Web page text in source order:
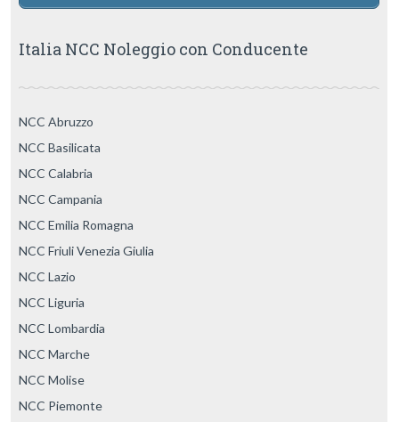
Italia NCC Noleggio con Conducente
NCC Abruzzo
NCC Basilicata
NCC Calabria
NCC Campania
NCC Emilia Romagna
NCC Friuli Venezia Giulia
NCC Lazio
NCC Liguria
NCC Lombardia
NCC Marche
NCC Molise
NCC Piemonte